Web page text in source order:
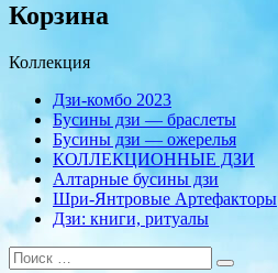
Корзина
Коллекция
Дзи-комбо 2023
Бусины дзи — браслеты
Бусины дзи — ожерелья
КОЛЛЕКЦИОННЫЕ ДЗИ
Алтарные бусины дзи
Шри-Янтровые Артефакторы
Дзи: книги, ритуалы